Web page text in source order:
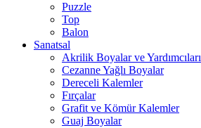
Puzzle
Top
Balon
Sanatsal
Akrilik Boyalar ve Yardımcıları
Cezanne Yağlı Boyalar
Dereceli Kalemler
Fırçalar
Grafit ve Kömür Kalemler
Guaj Boyalar